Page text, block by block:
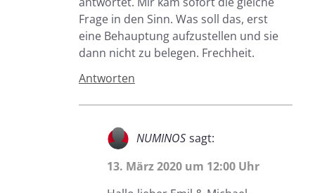
Frage in den Sinn. Was soll das, erst
eine Behauptung aufzustellen und sie
dann nicht zu belegen. Frechheit.
Antworten
NUMINOS sagt:
13. März 2020 um 12:00 Uhr